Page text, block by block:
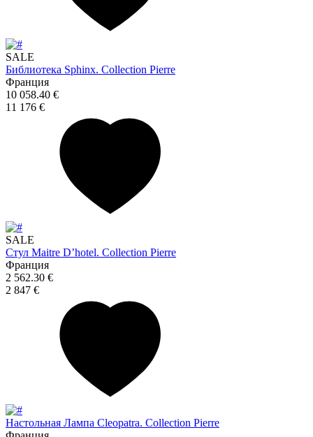
SALE
Библиотека Sphinx. Collection Pierre
Франция
10 058.40 €
11 176 €
SALE
Стул Maitre D’hotel. Collection Pierre
Франция
2 562.30 €
2 847 €
Настольная Лампа Cleopatra. Collection Pierre